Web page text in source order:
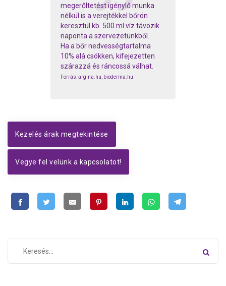
megerőltetést igénylő munka
nélkül is a verejtékkel bőrön
keresztül kb. 500 ml víz távozik
naponta a szervezetünkből.
Ha a bőr nedvességtartalma
10% alá csökken, kifejezetten
szárazzá és ráncossá válhat.
Forrás: argina.hu, bioderma.hu
Kezelés árak megtekintése
Vegye fel velünk a kapcsolatot!